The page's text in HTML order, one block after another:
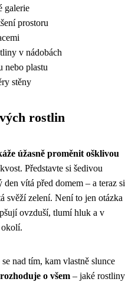
galerie
prostoru
v nádobách
nebo plastu
stěny
rostlin
úžasně proměnit ošklivou
Představte si šedivou
vítá před domem – a teraz si
svěží zelení. Není to jen otázka
ovzduší, tlumí hluk a v
nad tím, kam vlastně slunce
o všem – jaké rostliny